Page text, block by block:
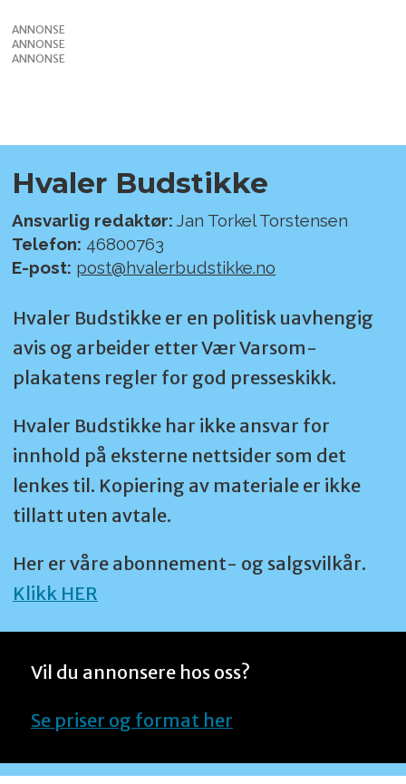
ANNONSE
ANNONSE
ANNONSE
Hvaler Budstikke
Ansvarlig redaktør: Jan Torkel Torstensen
Telefon: 46800763
E-post: post@hvalerbudstikke.no
Hvaler Budstikke er en politisk uavhengig
avis og arbeider etter Vær Varsom-
plakatens regler for god presseskikk.
Hvaler Budstikke har ikke ansvar for
innhold på eksterne nettsider som det
lenkes til. Kopiering av materiale er ikke
tillatt uten avtale.
Her er våre abonnement- og salgsvilkår.
Klikk HER
Vil du annonsere hos oss?
Se priser og format her